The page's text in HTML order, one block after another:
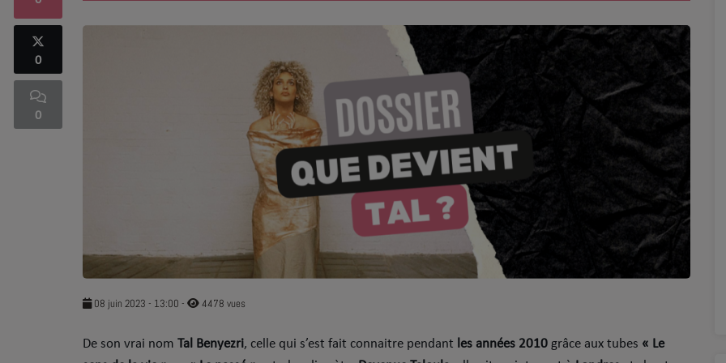
SOUL ADDICT PLAY
Flash News
5 bonnes raisons
URBAN CULTURE
0
0
08 juin 2023 - 13:00 - 4478 vues
De son vrai nom Tal Benyezri, celle qui s’est fait connaitre pendant les années 2010 grâce aux tubes « Le